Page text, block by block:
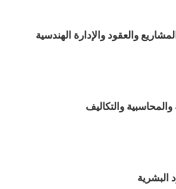
والعقود والإدارة الهندسية
والمحاسبية والتكاليف
البشرية